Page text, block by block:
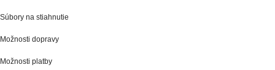
Súbory na stiahnutie
Možnosti dopravy
Možnosti platby